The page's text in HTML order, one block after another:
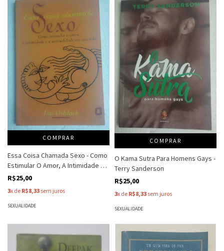
COMPRAR
Essa Coisa Chamada Sexo - Como
Estimular O Amor, A Intimidade E A
Sesualidade Em Sua Vida - Ian
R$25,00
3x de R$8,33 sem juros
SEXUALIDADE
COMPRAR
O Kama Sutra Para Homens Gays -
Terry Sanderson
R$25,00
3x de R$8,33 sem juros
SEXUALIDADE